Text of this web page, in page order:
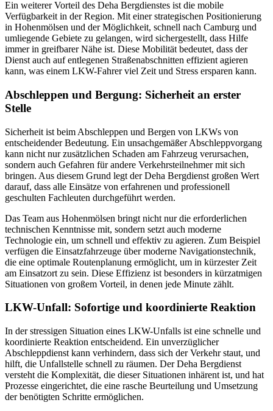
Ein weiterer Vorteil des Deha Bergdienstes ist die mobile
Verfügbarkeit in der Region. Mit einer strategischen Positionierung
in Hohenmölsen und der Möglichkeit, schnell nach Camburg und
umliegende Gebiete zu gelangen, wird sichergestellt, dass Hilfe
immer in greifbarer Nähe ist. Diese Mobilität bedeutet, dass der
Dienst auch auf entlegenen Straßenabschnitten effizient agieren
kann, was einem LKW-Fahrer viel Zeit und Stress ersparen kann.
Abschleppen und Bergung: Sicherheit an erster
Stelle
Sicherheit ist beim Abschleppen und Bergen von LKWs von
entscheidender Bedeutung. Ein unsachgemäßer Abschleppvorgang
kann nicht nur zusätzlichen Schaden am Fahrzeug verursachen,
sondern auch Gefahren für andere Verkehrsteilnehmer mit sich
bringen. Aus diesem Grund legt der Deha Bergdienst großen Wert
darauf, dass alle Einsätze von erfahrenen und professionell
geschulten Fachleuten durchgeführt werden.
Das Team aus Hohenmölsen bringt nicht nur die erforderlichen
technischen Kenntnisse mit, sondern setzt auch moderne
Technologie ein, um schnell und effektiv zu agieren. Zum Beispiel
verfügen die Einsatzfahrzeuge über moderne Navigationstechnik,
die eine optimale Routenplanung ermöglicht, um in kürzester Zeit
am Einsatzort zu sein. Diese Effizienz ist besonders in kürzatmigen
Situationen von großem Vorteil, in denen jede Minute zählt.
LKW-Unfall: Sofortige und koordinierte Reaktion
In der stressigen Situation eines LKW-Unfalls ist eine schnelle und
koordinierte Reaktion entscheidend. Ein unverzüglicher
Abschleppdienst kann verhindern, dass sich der Verkehr staut, und
hilft, die Unfallstelle schnell zu räumen. Der Deha Bergdienst
versteht die Komplexität, die dieser Situationen inhärent ist, und hat
Prozesse eingerichtet, die eine rasche Beurteilung und Umsetzung
der benötigten Schritte ermöglichen.